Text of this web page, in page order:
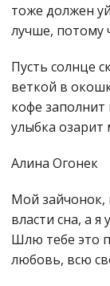
тоже должен
лучше, потому
Пусть солнце
веткой в
кофе
улыбка
Алина Огонек
Мой зайчонок,
власти сна, а
Шлю тебе это
любовь, всю